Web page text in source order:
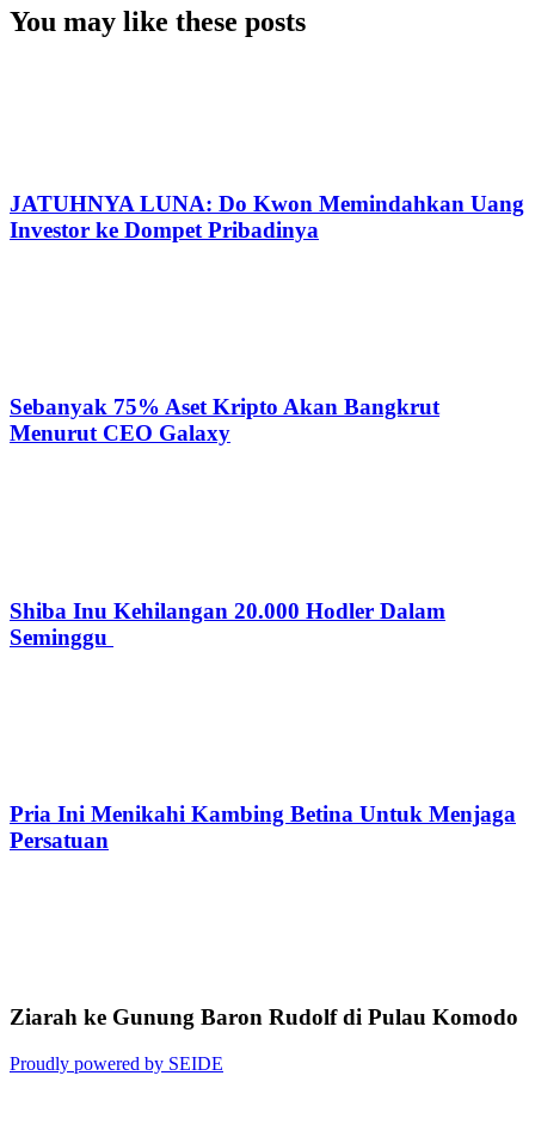
You may like these posts
JATUHNYA LUNA: Do Kwon Memindahkan Uang
Investor ke Dompet Pribadinya
Sebanyak 75% Aset Kripto Akan Bangkrut
Menurut CEO Galaxy
Shiba Inu Kehilangan 20.000 Hodler Dalam
Seminggu
Pria Ini Menikahi Kambing Betina Untuk Menjaga
Persatuan
Ziarah ke Gunung Baron Rudolf di Pulau Komodo
Proudly powered by SEIDE